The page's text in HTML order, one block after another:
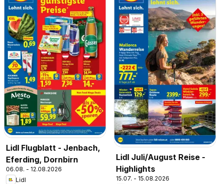
Lidl Flugblatt - Jenbach,
Eferding, Dornbirn
06.08. - 12.08.2026
Lidl
Lidl Juli/August Reise -
Highlights
15.07. - 15.08.2026